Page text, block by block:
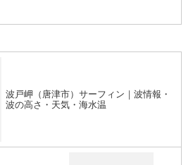
波戸岬（唐津市）サーフィン｜波情報・
波の高さ・天気・海水温